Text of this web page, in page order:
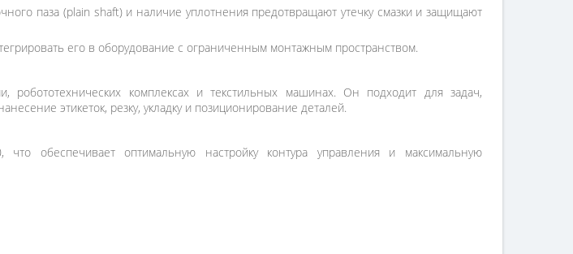
паза (plain shaft) и наличие уплотнения предотвращают утечку смазки и защищают
его в оборудование с ограниченным монтажным пространством.
робототехнических комплексах и текстильных машинах. Он подходит для задач,
этикеток, резку, укладку и позиционирование деталей.
обеспечивает оптимальную настройку контура управления и максимальную